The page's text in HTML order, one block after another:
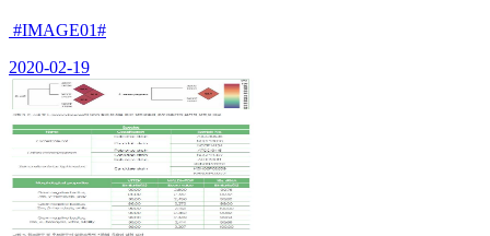
#IMAGE01#
2020-02-19